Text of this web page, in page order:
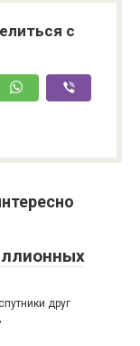
с
друг